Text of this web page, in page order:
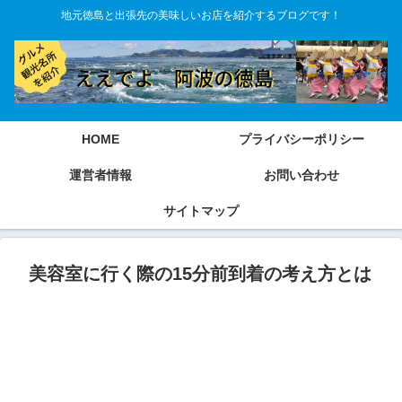
地元徳島と出張先の美味しいお店を紹介するブログです！
HOME プライバシーポリシー
運営者情報 お問い合わせ
サイトマップ
美容室に行く際の15分前到着の考え方とは